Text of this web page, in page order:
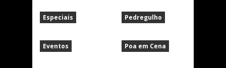
Especiais
Eventos
Pedregulho
Poa em Cena